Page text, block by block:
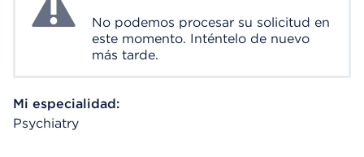
No podemos procesar su solicitud en
este momento. Inténtelo de nuevo
más tarde.
Mi especialidad:
Psychiatry